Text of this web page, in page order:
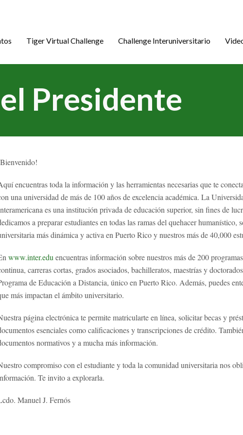
Tiger Virtual Challenge Challenge Interuniversitario
Presidente
encuentras toda la información y las herramientas necesarias que te
una universidad de más de 100 años de excelencia académica. La
es una institución privada de educación superior, sin fines de
a preparar estudiantes en todas las ramas del quehacer
más dinámica y activa en Puerto Rico y nuestros más de 40,000
www.inter.edu encuentras información sobre nuestros más de 200
carreras cortas, grados asociados, bachilleratos, maestrías y
de Educación a Distancia, único en Puerto Rico. Además, puedes
más impactan el ámbito universitario.
página electrónica te permite matricularte en línea, solicitar becas y
esenciales como calificaciones y transcripciones de crédito.
normativos y a mucha más información.
compromiso con el estudiante y toda la comunidad universitaria nos
Te invito a explorarla.
Manuel J. Fernós